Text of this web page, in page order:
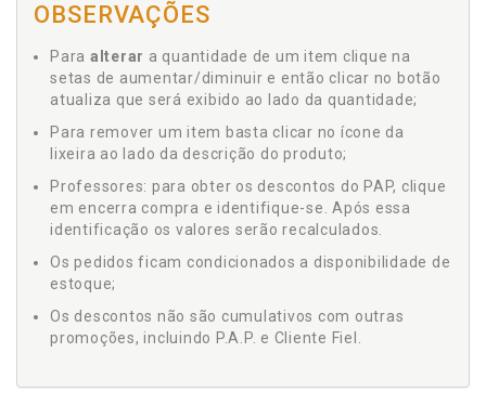
OBSERVAÇÕES
Para alterar a quantidade de um item clique na
setas de aumentar/diminuir e então clicar no botão
atualiza que será exibido ao lado da quantidade;
Para remover um item basta clicar no ícone da
lixeira ao lado da descrição do produto;
Professores: para obter os descontos do PAP, clique
em encerra compra e identifique-se. Após essa
identificação os valores serão recalculados.
Os pedidos ficam condicionados a disponibilidade de
estoque;
Os descontos não são cumulativos com outras
promoções, incluindo P.A.P. e Cliente Fiel.